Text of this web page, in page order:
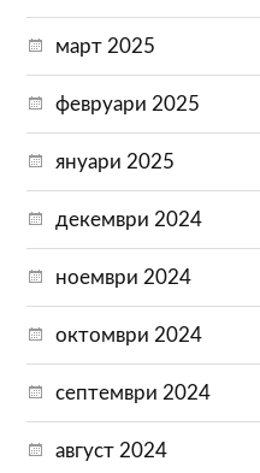
март 2025
февруари 2025
януари 2025
декември 2024
ноември 2024
октомври 2024
септември 2024
август 2024